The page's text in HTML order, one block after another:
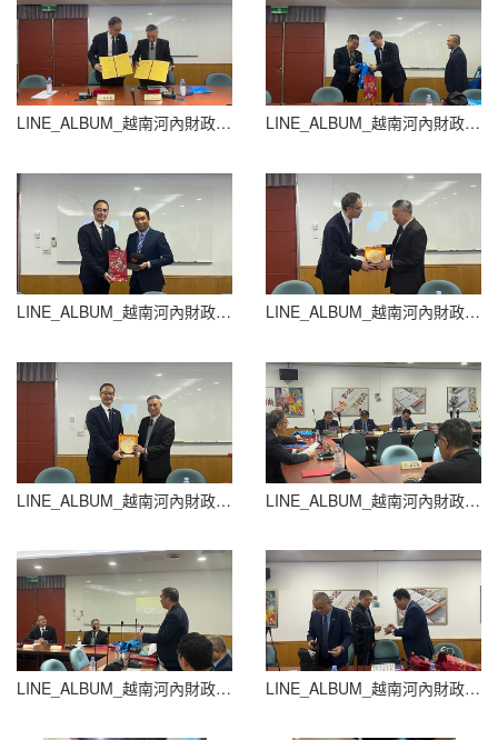
LINE_ALBUM_越南河內財政銀行大學_250709_29 LINE_ALBUM_越南河內財政銀行大學_250709_28
LINE_ALBUM_越南河內財政銀行大學_250709_27 LINE_ALBUM_越南河內財政銀行大學_250709_26
LINE_ALBUM_越南河內財政銀行大學_250709_25 LINE_ALBUM_越南河內財政銀行大學_250709_24
LINE_ALBUM_越南河內財政銀行大學_250709_23 LINE_ALBUM_越南河內財政銀行大學_250709_22